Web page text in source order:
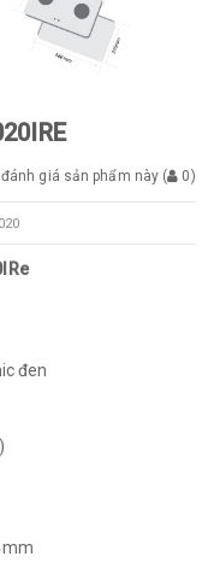
giá sản phẩm này ( 0)
đen